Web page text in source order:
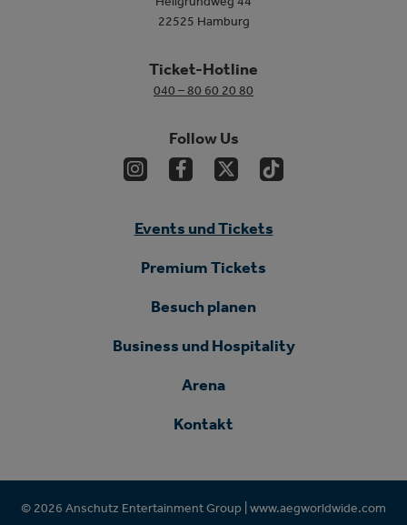
22525 Hamburg
Ticket-Hotline
040 – 80 60 20 80
Follow Us
Events und Tickets
Premium Tickets
Besuch planen
Business und Hospitality
Arena
Kontakt
© 2026 Anschutz Entertainment Group | www.aegworldwide.com